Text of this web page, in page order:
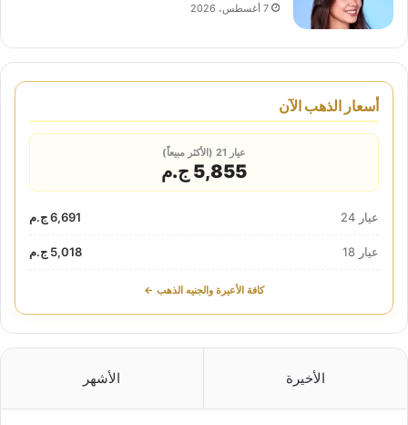
7 أغسطس، 2026
أسعار الذهب الآن
عيار 21 (الأكثر مبيعاً)
5,855 ج.م
عيار 24 6,691 ج.م
عيار 18 5,018 ج.م
كافة الأعيرة والجنيه الذهب ←
الأخيرة الأشهر